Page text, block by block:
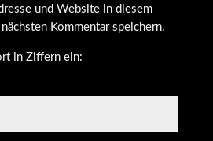
und Website in diesem
Kommentar speichern.
in Ziffern ein: